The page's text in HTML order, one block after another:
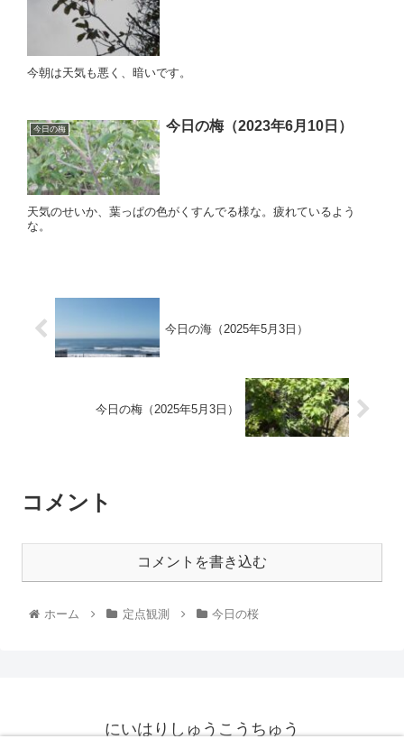
今朝は天気も悪く、暗いです。
今日の梅 今日の梅（2023年6月10日）
天気のせいか、葉っぱの色がくすんでる様な。疲れているよう
な。
今日の海（2025年5月3日）
今日の梅（2025年5月3日）
コメント
コメントを書き込む
ホーム 定点観測 今日の桜
にいはりしゅうこうちゅう